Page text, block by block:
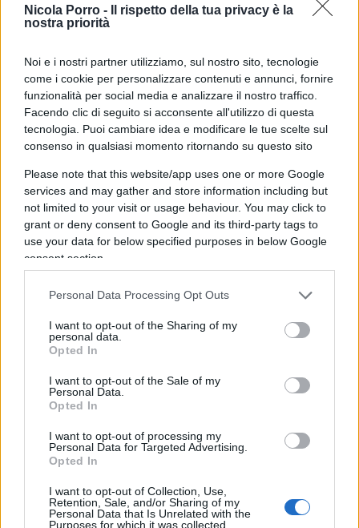
Nicola Porro -
Il rispetto della tua privacy è la
nostra priorità
Noi e i nostri partner utilizziamo, sul nostro sito, tecnologie
come i cookie per personalizzare contenuti e annunci, fornire
funzionalità per social media e analizzare il nostro traffico.
Facendo clic di seguito si acconsente all'utilizzo di questa
tecnologia. Puoi cambiare idea e modificare le tue scelte sul
consenso in qualsiasi momento ritornando su questo sito
Please note that this website/app uses one or more Google
services and may gather and store information including but
not limited to your visit or usage behaviour. You may click to
grant or deny consent to Google and its third-party tags to
use your data for below specified purposes in below Google
consent section.
Personal Data Processing Opt Outs
I want to opt-out of the Sharing of my
personal data.
Opted In
I want to opt-out of the Sale of my
Personal Data.
Opted In
I want to opt-out of processing my
Personal Data for Targeted Advertising.
Opted In
I want to opt-out of Collection, Use,
Retention, Sale, and/or Sharing of my
Personal Data that Is Unrelated with the
Purposes for which it was collected.
08:42 La Lega vota il Recovery in Europa (!).
09:15L’ennesima giravolta di Ferrara, quello
che qualche tempo fa esaltava Conte e la sua
miglior classe dirigente.
11:10 Parola ai commensali.
12:45Vaccino Sputnik, ora vanno bene. Intanto,
Zaia se li vuole comprare da sé.
14:30 Si riapre o no? Le previsioni del Messaggero.
Giornata del Ricordo. Ad eccezione di un
ottimo Veneziani, nessuno ricorda le foibe.
15:37 Musk fa volare i bitcoin: le sue auto si
potranno acquistare anche con la moneta virtuale.